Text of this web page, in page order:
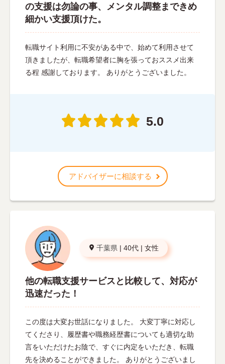
の支援は勿論の事、メンタル調整まできめ
細かい支援頂けた。
転職サイト利用に不安がある中で、始めて利用させて
頂きましたが、転職希望者に胸を張っておススメ出来
る程 感謝しております。 ありがとうございました。
5.0
アドバイザーに相談する
千葉県 | 40代 | 女性
他の転職支援サービスと比較して、対応が
迅速だった！
この度は大変お世話になりました。 大変丁寧に対応し
てくださり、履歴書や職務経歴書についても適切な助
言をいただけたお陰で、すぐに内定をいただき、転職
先を決めることができました。 ありがとうございまし